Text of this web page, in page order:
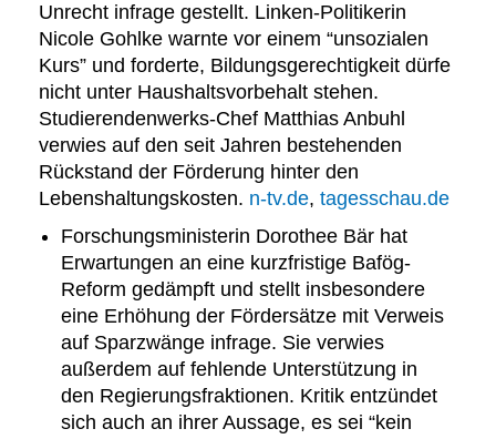
Unrecht infrage gestellt. Linken-Politikerin
Nicole Gohlke warnte vor einem “unsozialen
Kurs” und forderte, Bildungsgerechtigkeit dürfe
nicht unter Haushaltsvorbehalt stehen.
Studierendenwerks-Chef Matthias Anbuhl
verwies auf den seit Jahren bestehenden
Rückstand der Förderung hinter den
Lebenshaltungskosten. n-tv.de, tagesschau.de
Forschungsministerin Dorothee Bär hat
Erwartungen an eine kurzfristige Bafög-
Reform gedämpft und stellt insbesondere
eine Erhöhung der Fördersätze mit Verweis
auf Sparzwänge infrage. Sie verwies
außerdem auf fehlende Unterstützung in
den Regierungsfraktionen. Kritik entzündet
sich auch an ihrer Aussage, es sei “kein